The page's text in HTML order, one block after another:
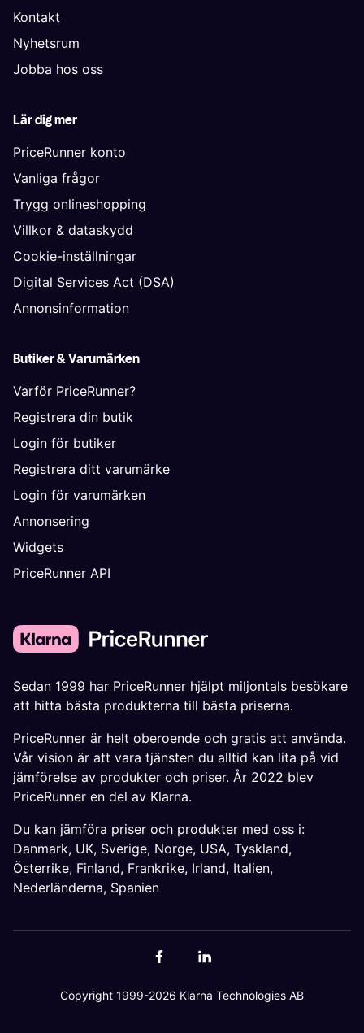
Kontakt
Nyhetsrum
Jobba hos oss
Lär dig mer
PriceRunner konto
Vanliga frågor
Trygg onlineshopping
Villkor & dataskydd
Cookie-inställningar
Digital Services Act (DSA)
Annonsinformation
Butiker & Varumärken
Varför PriceRunner?
Registrera din butik
Login för butiker
Registrera ditt varumärke
Login för varumärken
Annonsering
Widgets
PriceRunner API
Sedan 1999 har PriceRunner hjälpt miljontals besökare
att hitta bästa produkterna till bästa priserna.
PriceRunner är helt oberoende och gratis att använda.
Vår vision är att vara tjänsten du alltid kan lita på vid
jämförelse av produkter och priser. År 2022 blev
PriceRunner en del av Klarna.
Du kan jämföra priser och produkter med oss i:
Danmark, UK, Sverige, Norge, USA, Tyskland,
Österrike, Finland, Frankrike, Irland, Italien,
Nederländerna, Spanien
Copyright 1999-2026 Klarna Technologies AB